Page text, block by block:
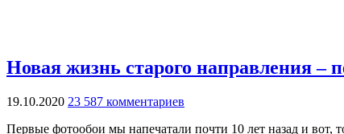
Новая жизнь старого направления –
19.10.2020 23 587 комментариев
Первые фотообои мы напечатали почти 10 лет назад и вот,